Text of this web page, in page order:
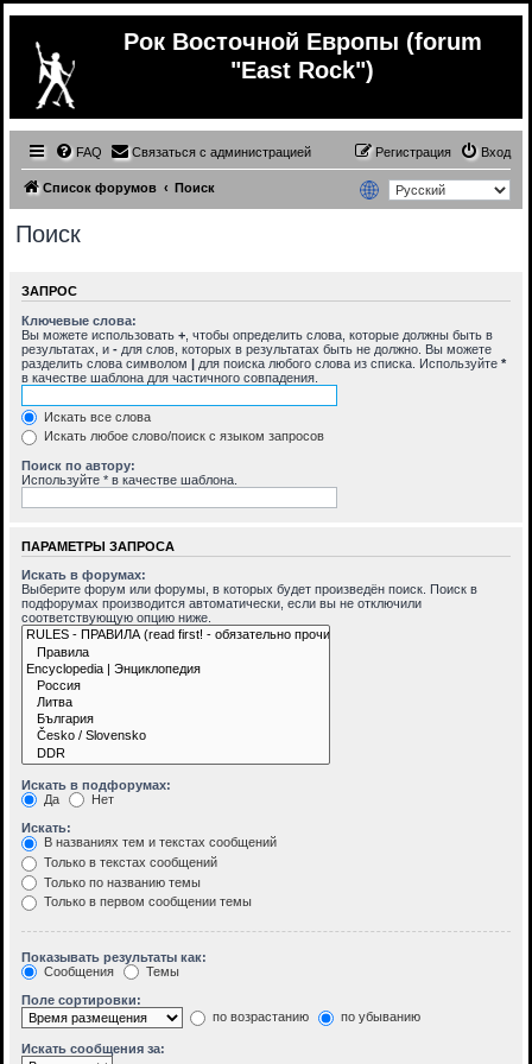
Рок Восточной Европы (forum
"East Rock")
FAQ Связаться с администрацией Вход
Регистрация
Список форумов Поиск
Поиск
ЗАПРОС
Ключевые слова:
Вы можете использовать + , чтобы определить слова, которые должны быть в
результатах, и - для слов, которых в результатах быть не должно. Вы можете
разделить слова символом | для поиска любого слова из списка. Используйте *
в качестве шаблона для частичного совпадения.
Искать все слова
Искать любое слово/поиск с языком запросов
Поиск по автору:
Используйте * в качестве шаблона.
ПАРАМЕТРЫ ЗАПРОСА
Искать в форумах:
Выберите форум или форумы, в которых будет произведён поиск. Поиск в
подфорумах производится автоматически, если вы не отключили
соответствующую опцию ниже.
Искать в подфорумах:
Да
Нет
Искать:
В названиях тем и текстах сообщений
Только в текстах сообщений
Только по названию темы
Только в первом сообщении темы
Показывать результаты как:
Сообщения
Темы
Поле сортировки:
по возрастанию
по убыванию
Искать сообщения за: